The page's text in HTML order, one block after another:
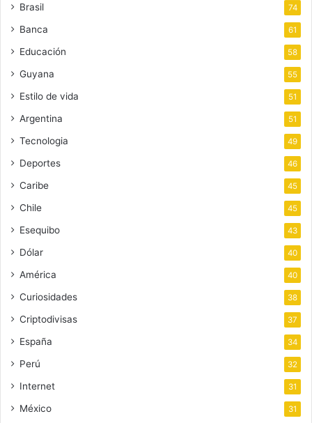
Brasil 74
Banca 61
Educación 58
Guyana 55
Estilo de vida 51
Argentina 51
Tecnologia 49
Deportes 46
Caribe 45
Chile 45
Esequibo 43
Dólar 40
América 40
Curiosidades 38
Criptodivisas 37
España 34
Perú 32
Internet 31
México 31